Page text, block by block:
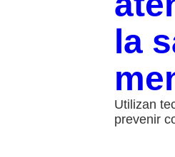
la
Utilizan
prevenir